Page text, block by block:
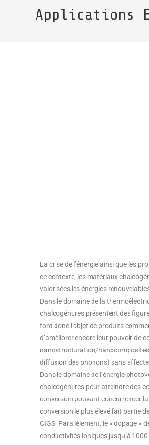
Applications
La crise de l’énergie ainsi que les
ce contexte, les matériaux
valorisées les énergies
Dans le domaine de la
chalcogénures présentent des
font donc l’objet de produits
d’améliorer encore leur pouvoir de
nanostructuration/
diffusion des phonons) sans
Dans le domaine de l’énergie
chalcogénures pour atteindre des
conversion pouvant concurrencer
conversion le plus élevé fait partie
CIGS. Parallèlement, le « dopage »
conductivités ioniques jusqu’à